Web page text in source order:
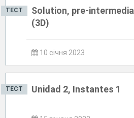
ТЕСТ
Solution, pre-
(3D)
10 січня 2023
ТЕСТ Unidad 2, Instantes 1